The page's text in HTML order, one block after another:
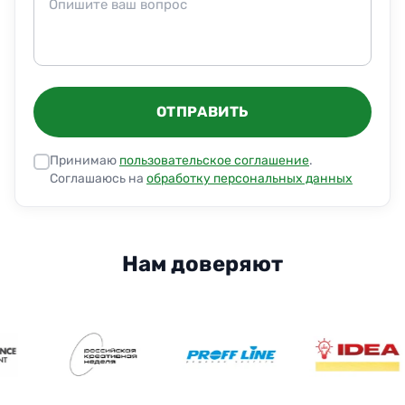
ОТПРАВИТЬ
Принимаю пользовательское соглашение.
Соглашаюсь на обработку персональных данных
Нам доверяют